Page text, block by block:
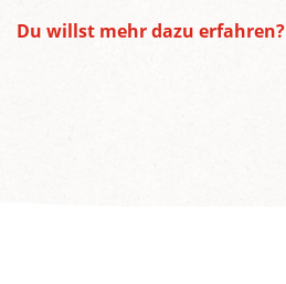
Du willst mehr dazu erfahren?